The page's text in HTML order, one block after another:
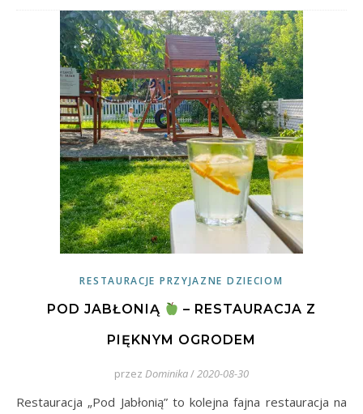
RESTAURACJE PRZYJAZNE DZIECIOM
POD JABŁONIĄ
– RESTAURACJA Z
PIĘKNYM OGRODEM
przez Dominika/2020-08-30
Restauracja „Pod Jabłonią” to kolejna fajna restauracja na